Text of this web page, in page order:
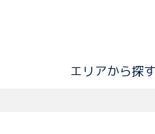
エリアから探す